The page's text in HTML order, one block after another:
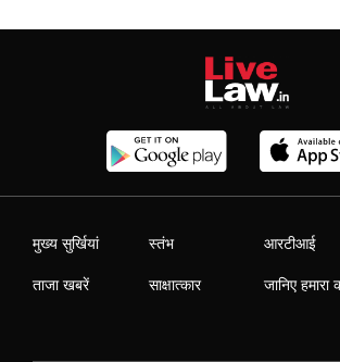
मुख्य सुर्खियां
ताजा खबरें
स्तंभ
साक्षात्कार
आरटीआई
जानिए हमारा